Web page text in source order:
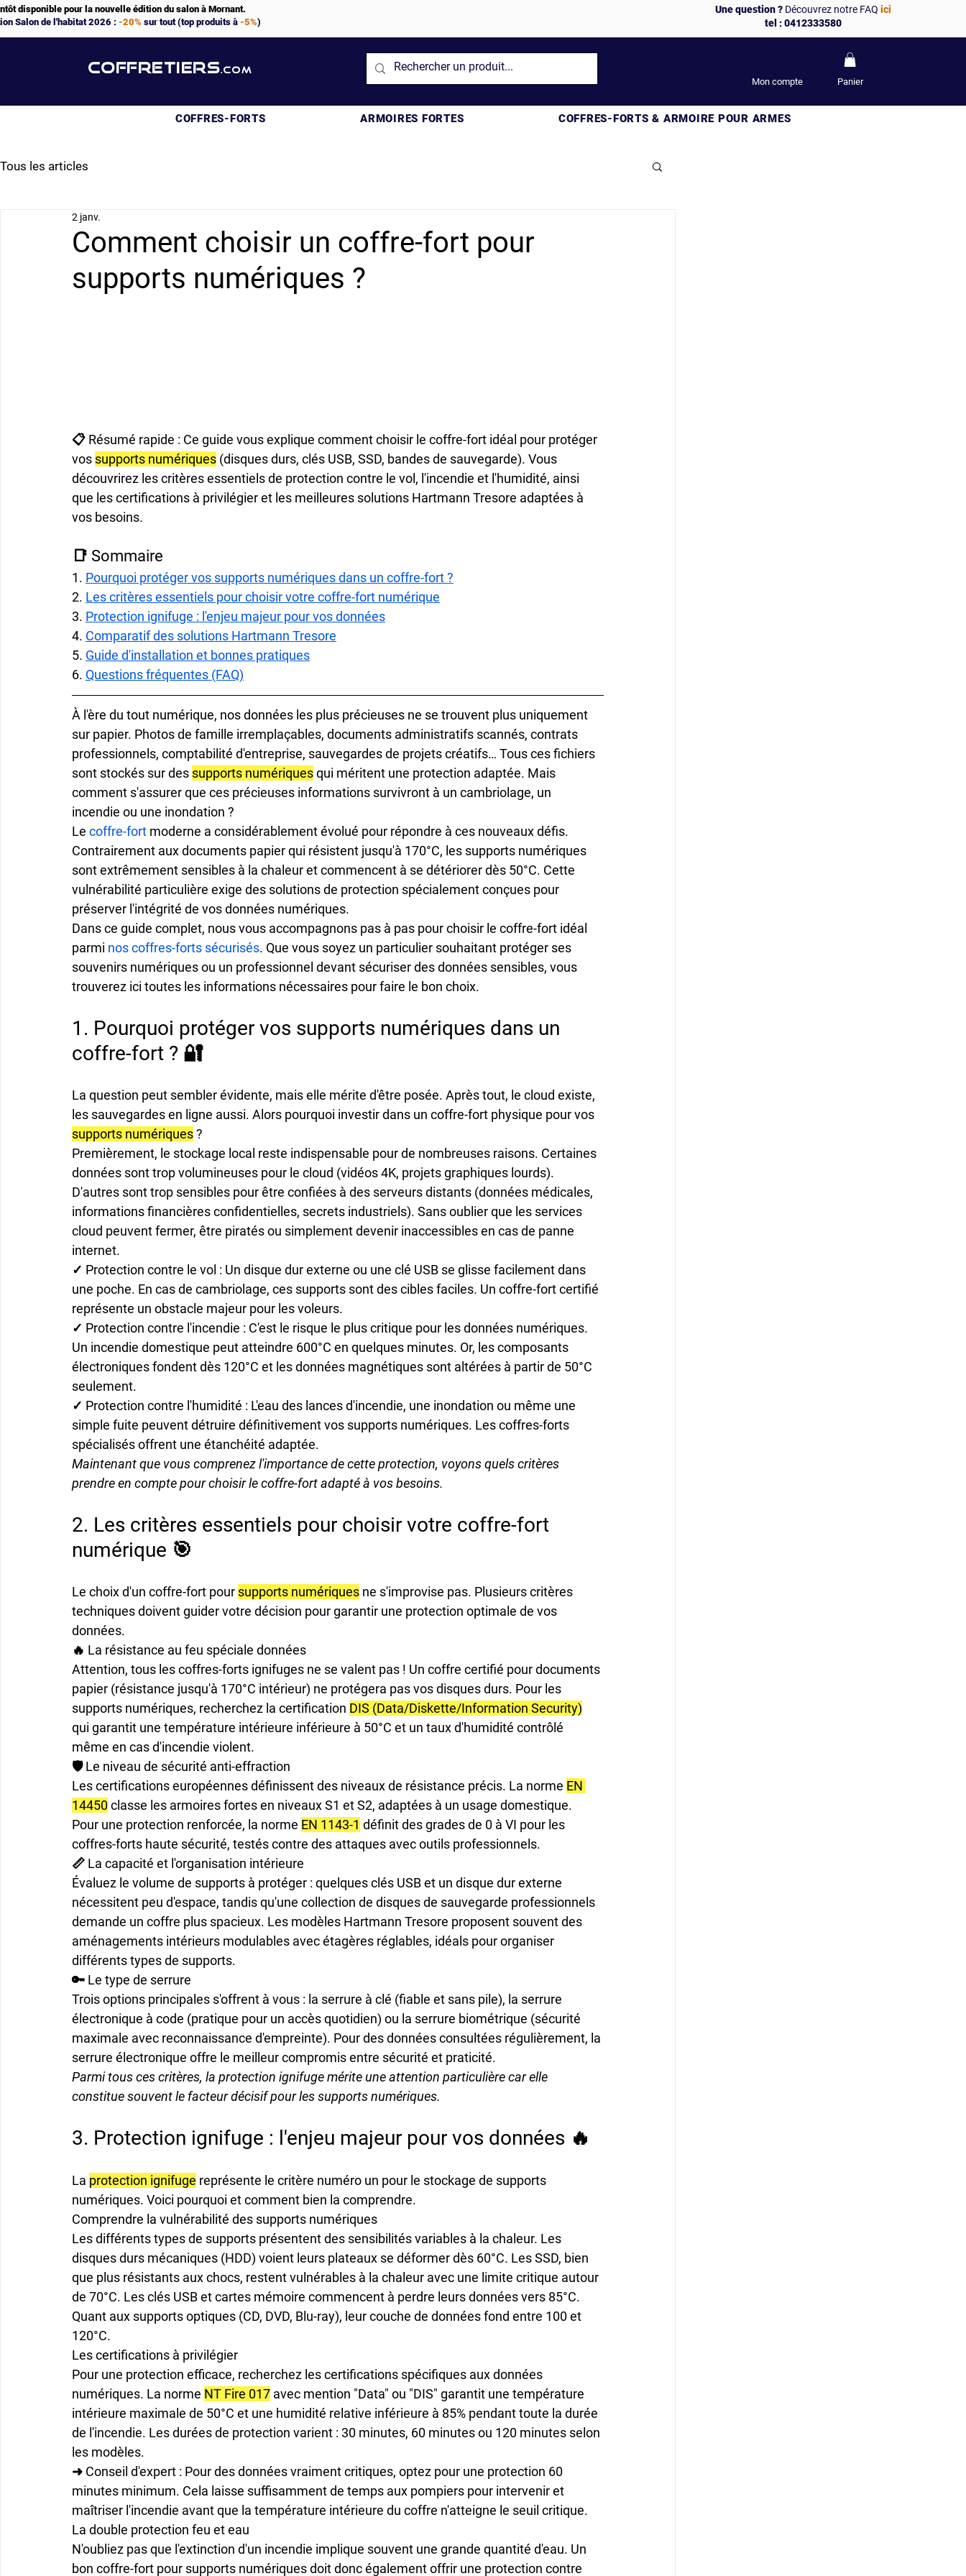
disponible pour la nouvelle édition du salon à Mornant.
Salon de l'habitat 2026 : -20% sur tout (top produits à -5%)
Une question ? Découvrez notre FAQici
tel : 0412333580
COFFRETIERS.COM
Mon compte Panier
COFFRES-FORTS ARMOIRES FORTES COFFRES-FORTS & ARMOIRE POUR ARMES
Tous les articles
Comment choisir un coffre-fort pour
supports numériques ?
2 janv.
📋 Résumé rapide : Ce guide vous explique comment choisir le coffre-fort idéal pour protéger
vos supports numériques (disques durs, clés USB, SSD, bandes de sauvegarde). Vous
découvrirez les critères essentiels de protection contre le vol, l'incendie et l'humidité, ainsi
que les certifications à privilégier et les meilleures solutions Hartmann Tresore adaptées à
vos besoins.
📑 Sommaire
1. Pourquoi protéger vos supports numériques dans un coffre-fort ?
2. Les critères essentiels pour choisir votre coffre-fort numérique
3. Protection ignifuge : l'enjeu majeur pour vos données
4. Comparatif des solutions Hartmann Tresore
5. Guide d'installation et bonnes pratiques
6. Questions fréquentes (FAQ)
À l'ère du tout numérique, nos données les plus précieuses ne se trouvent plus uniquement
sur papier. Photos de famille irremplaçables, documents administratifs scannés, contrats
professionnels, comptabilité d'entreprise, sauvegardes de projets créatifs… Tous ces fichiers
sont stockés sur des supports numériques qui méritent une protection adaptée. Mais
comment s'assurer que ces précieuses informations survivront à un cambriolage, un
incendie ou une inondation ?
Le coffre-fort moderne a considérablement évolué pour répondre à ces nouveaux défis.
Contrairement aux documents papier qui résistent jusqu'à 170°C, les supports numériques
sont extrêmement sensibles à la chaleur et commencent à se détériorer dès 50°C. Cette
vulnérabilité particulière exige des solutions de protection spécialement conçues pour
préserver l'intégrité de vos données numériques.
Dans ce guide complet, nous vous accompagnons pas à pas pour choisir le coffre-fort idéal
parmi nos coffres-forts sécurisés. Que vous soyez un particulier souhaitant protéger ses
souvenirs numériques ou un professionnel devant sécuriser des données sensibles, vous
trouverez ici toutes les informations nécessaires pour faire le bon choix.
1. Pourquoi protéger vos supports numériques dans un
coffre-fort ? 🔐
La question peut sembler évidente, mais elle mérite d'être posée. Après tout, le cloud existe,
les sauvegardes en ligne aussi. Alors pourquoi investir dans un coffre-fort physique pour vos
supports numériques ?
Premièrement, le stockage local reste indispensable pour de nombreuses raisons. Certaines
données sont trop volumineuses pour le cloud (vidéos 4K, projets graphiques lourds).
D'autres sont trop sensibles pour être confiées à des serveurs distants (données médicales,
informations financières confidentielles, secrets industriels). Sans oublier que les services
cloud peuvent fermer, être piratés ou simplement devenir inaccessibles en cas de panne
internet.
✓ Protection contre le vol : Un disque dur externe ou une clé USB se glisse facilement dans
une poche. En cas de cambriolage, ces supports sont des cibles faciles. Un coffre-fort certifié
représente un obstacle majeur pour les voleurs.
✓ Protection contre l'incendie : C'est le risque le plus critique pour les données numériques.
Un incendie domestique peut atteindre 600°C en quelques minutes. Or, les composants
électroniques fondent dès 120°C et les données magnétiques sont altérées à partir de 50°C
seulement.
✓ Protection contre l'humidité : L'eau des lances d'incendie, une inondation ou même une
simple fuite peuvent détruire définitivement vos supports numériques. Les coffres-forts
spécialisés offrent une étanchéité adaptée.
Maintenant que vous comprenez l'importance de cette protection, voyons quels critères
prendre en compte pour choisir le coffre-fort adapté à vos besoins.
2. Les critères essentiels pour choisir votre coffre-fort
numérique 🎯
Le choix d'un coffre-fort pour supports numériques ne s'improvise pas. Plusieurs critères
techniques doivent guider votre décision pour garantir une protection optimale de vos
données.
🔥 La résistance au feu spéciale données
Attention, tous les coffres-forts ignifuges ne se valent pas ! Un coffre certifié pour documents
papier (résistance jusqu'à 170°C intérieur) ne protégera pas vos disques durs. Pour les
supports numériques, recherchez la certification DIS (Data/Diskette/Information Security)
qui garantit une température intérieure inférieure à 50°C et un taux d'humidité contrôlé
même en cas d'incendie violent.
🛡️ Le niveau de sécurité anti-effraction
Les certifications européennes définissent des niveaux de résistance précis. La norme EN
14450 classe les armoires fortes en niveaux S1 et S2, adaptées à un usage domestique.
Pour une protection renforcée, la norme EN 1143-1 définit des grades de 0 à VI pour les
coffres-forts haute sécurité, testés contre des attaques avec outils professionnels.
📏 La capacité et l'organisation intérieure
Évaluez le volume de supports à protéger : quelques clés USB et un disque dur externe
nécessitent peu d'espace, tandis qu'une collection de disques de sauvegarde professionnels
demande un coffre plus spacieux. Les modèles Hartmann Tresore proposent souvent des
aménagements intérieurs modulables avec étagères réglables, idéals pour organiser
différents types de supports.
🔑 Le type de serrure
Trois options principales s'offrent à vous : la serrure à clé (fiable et sans pile), la serrure
électronique à code (pratique pour un accès quotidien) ou la serrure biométrique (sécurité
maximale avec reconnaissance d'empreinte). Pour des données consultées régulièrement, la
serrure électronique offre le meilleur compromis entre sécurité et praticité.
Parmi tous ces critères, la protection ignifuge mérite une attention particulière car elle
constitue souvent le facteur décisif pour les supports numériques.
3. Protection ignifuge : l'enjeu majeur pour vos données 🔥
La protection ignifuge représente le critère numéro un pour le stockage de supports
numériques. Voici pourquoi et comment bien la comprendre.
Comprendre la vulnérabilité des supports numériques
Les différents types de supports présentent des sensibilités variables à la chaleur. Les
disques durs mécaniques (HDD) voient leurs plateaux se déformer dès 60°C. Les SSD, bien
que plus résistants aux chocs, restent vulnérables à la chaleur avec une limite critique autour
de 70°C. Les clés USB et cartes mémoire commencent à perdre leurs données vers 85°C.
Quant aux supports optiques (CD, DVD, Blu-ray), leur couche de données fond entre 100 et
120°C.
Les certifications à privilégier
Pour une protection efficace, recherchez les certifications spécifiques aux données
numériques. La norme NT Fire 017 avec mention "Data" ou "DIS" garantit une température
intérieure maximale de 50°C et une humidité relative inférieure à 85% pendant toute la durée
de l'incendie. Les durées de protection varient : 30 minutes, 60 minutes ou 120 minutes selon
les modèles.
➜ Conseil d'expert : Pour des données vraiment critiques, optez pour une protection 60
minutes minimum. Cela laisse suffisamment de temps aux pompiers pour intervenir et
maîtriser l'incendie avant que la température intérieure du coffre n'atteigne le seuil critique.
La double protection feu et eau
N'oubliez pas que l'extinction d'un incendie implique souvent une grande quantité d'eau. Un
bon coffre-fort pour supports numériques doit donc également offrir une protection contre